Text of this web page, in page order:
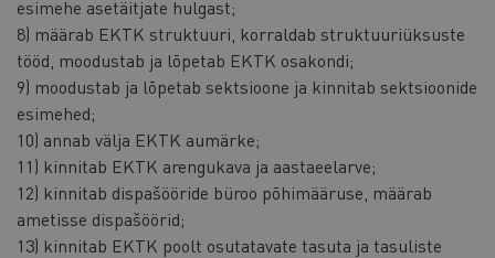
esimehe asetäitjate hulgast;
8) määrab EKTK struktuuri, korraldab struktuuriüksuste
tööd, moodustab ja lõpetab EKTK osakondi;
9) moodustab ja lõpetab sektsioone ja kinnitab sektsioonide
esimehed;
10) annab välja EKTK aumärke;
11) kinnitab EKTK arengukava ja aastaeelarve;
12) kinnitab dispašööride büroo põhimääruse, määrab
ametisse dispašöörid;
13) kinnitab EKTK poolt osutatavate tasuta ja tasuliste